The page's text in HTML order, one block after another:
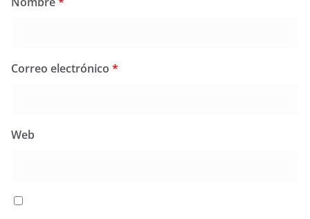
Correo electrónico *
Web